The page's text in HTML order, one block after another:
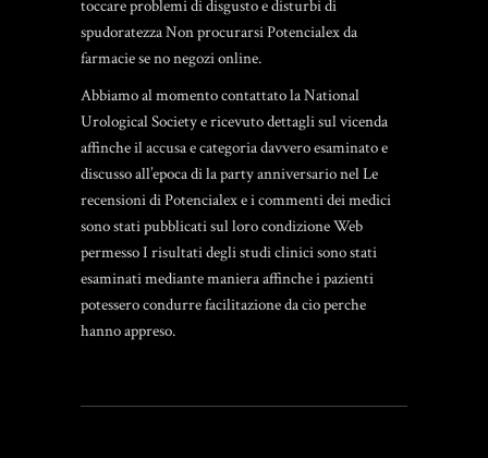
toccare problemi di disgusto e disturbi di
spudoratezza Non procurarsi Potencialex da
farmacie se no negozi online.
Abbiamo al momento contattato la National
Urological Society e ricevuto dettagli sul vicenda
affinche il accusa e categoria davvero esaminato e
discusso all’epoca di la party anniversario nel Le
recensioni di Potencialex e i commenti dei medici
sono stati pubblicati sul loro condizione Web
permesso I risultati degli studi clinici sono stati
esaminati mediante maniera affinche i pazienti
potessero condurre facilitazione da cio perche
hanno appreso.